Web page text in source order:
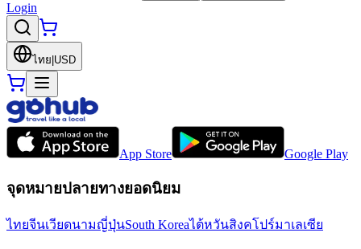
Login
ไทย USD
App Store Google Play
จุดหมายปลายทางยอดนิยม
ไทยจีนเวียดนามญี่ปุ่นSouth Koreaไต้หวันสิงคโปร์มาเลเซีย